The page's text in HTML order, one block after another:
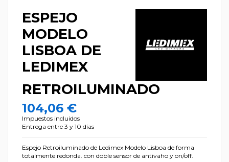
ESPEJO
MODELO
LISBOA DE
LEDIMEX
RETROILUMINADO
104,06 €
Impuestos incluidos
Entrega entre 3 y 10 días
Espejo Retroiluminado de Ledimex Modelo Lisboa de forma
totalmente redonda. con doble sensor de antivaho y on/off.